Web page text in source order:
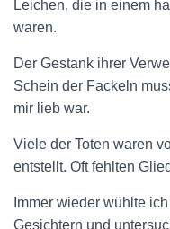
Leichen, die in einem
waren.
Der Gestank ihrer
Schein der Fackeln
mir lieb war.
Viele der Toten waren
entstellt. Oft fehlten
Immer wieder wühlte
Gesichtern und